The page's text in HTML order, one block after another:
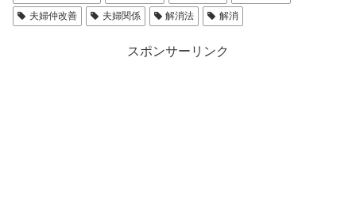
夫婦仲改善
夫婦関係 解消法 解消
スポンサーリンク